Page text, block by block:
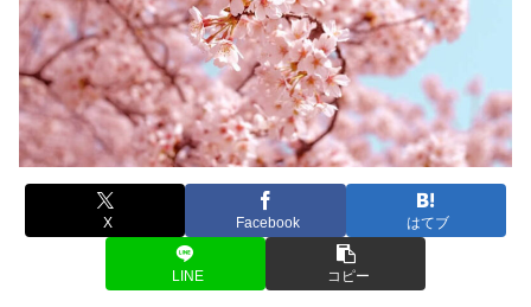
X Facebook はてブ
LINE コピー